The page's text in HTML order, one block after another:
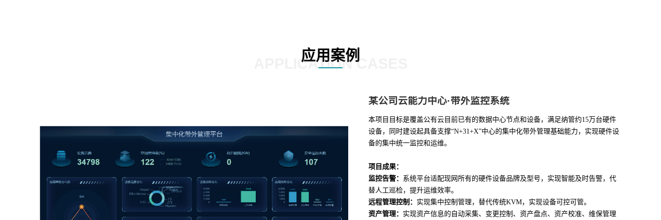
应用案例
APPLICATION CASES
某公司云能力中心·带外监控系统
本项目目标是覆盖公有云目前已有的数据中心节点和设备，满足纳管约15万台硬件
设备，同时建设起具备支撑“N+31+X”中心的集中化带外管理基础能力，实现硬件设
备的集中统一监控和运维。
项目成果：
监控告警： 系统平台适配现网所有的硬件设备品牌及型号，实现智能及时告警，代
替人工巡检，提升运维效率。
远程管理控制： 实现集中控制管理，替代传统KVM，实现设备可控可管。
资产管理： 实现资产信息的自动采集、变更控制、资产盘点、资产校准、维保管理